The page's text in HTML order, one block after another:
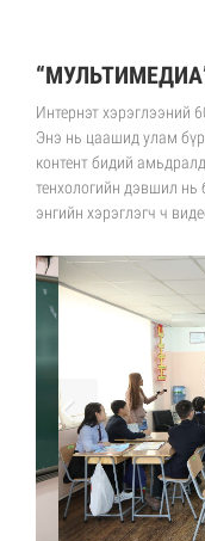
Интернэт хэрэглээний
Энэ нь цаашид улам
контент бидий
тенхологийн дэвшил
энгийн хэрэглэгч ч